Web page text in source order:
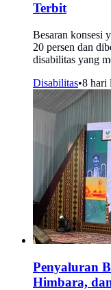
Terbit
Besaran konsesi
20 persen dan
disabilitas yang
Disabilitas•8 hari
Penyaluran
Himbara,